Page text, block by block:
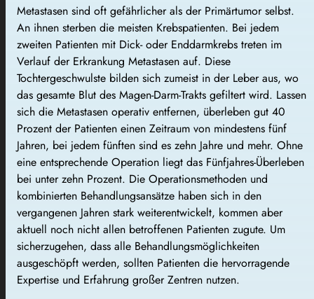
Metastasen sind oft gefährlicher als der Primärtumor selbst.
An ihnen sterben die meisten Krebspatienten. Bei jedem
zweiten Patienten mit Dick- oder Enddarmkrebs treten im
Verlauf der Erkrankung Metastasen auf. Diese
Tochtergeschwulste bilden sich zumeist in der Leber aus, wo
das gesamte Blut des Magen-Darm-Trakts gefiltert wird. Lassen
sich die Metastasen operativ entfernen, überleben gut 40
Prozent der Patienten einen Zeitraum von mindestens fünf
Jahren, bei jedem fünften sind es zehn Jahre und mehr. Ohne
eine entsprechende Operation liegt das Fünfjahres-Überleben
bei unter zehn Prozent. Die Operationsmethoden und
kombinierten Behandlungsansätze haben sich in den
vergangenen Jahren stark weiterentwickelt, kommen aber
aktuell noch nicht allen betroffenen Patienten zugute. Um
sicherzugehen, dass alle Behandlungsmöglichkeiten
ausgeschöpft werden, sollten Patienten die hervorragende
Expertise und Erfahrung großer Zentren nutzen.